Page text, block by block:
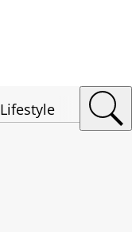
Lifestyle